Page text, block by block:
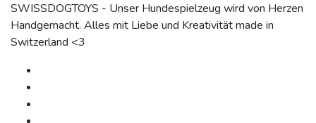
SWISSDOGTOYS - Unser Hundespielzeug wird von Herzen
Handgemacht. Alles mit Liebe und Kreativität made in
Switzerland <3